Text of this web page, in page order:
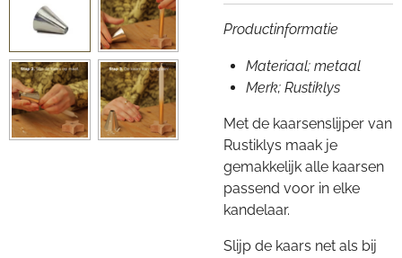
Productinformatie
Materiaal; metaal
Merk; Rustiklys
Met de kaarsenslijper van
Rustiklys maak je
gemakkelijk alle kaarsen
passend voor in elke
kandelaar.
Slijp de kaars net als bij